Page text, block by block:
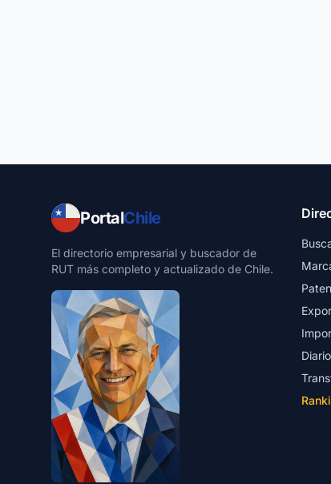
PortalChile
El directorio empresarial y buscador de
RUT más completo y actualizado de Chile.